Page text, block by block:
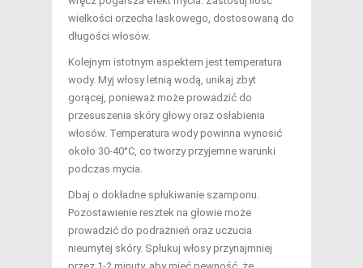
wielkości orzecha laskowego, dostosowaną do
długości włosów.
Kolejnym istotnym aspektem jest temperatura
wody. Myj włosy letnią wodą, unikaj zbyt
gorącej, ponieważ może prowadzić do
przesuszenia skóry głowy oraz osłabienia
włosów. Temperatura wody powinna wynosić
około 30-40°C, co tworzy przyjemne warunki
podczas mycia.
Dbaj o dokładne spłukiwanie szamponu.
Pozostawienie resztek na głowie może
prowadzić do podrażnień oraz uczucia
nieumytej skóry. Spłukuj włosy przynajmniej